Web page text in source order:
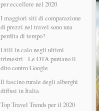
per eccellere nel 2020
I maggiori siti di comparazione
di prezzi nel travel sono una
perdita di tempo?
Utili in calo negli ultimi
trimestri - Le OTA puntano il
dito contro Google
Il fascino rurale degli alberghi
diffusi in Italia
Top Travel Trends per il 2020